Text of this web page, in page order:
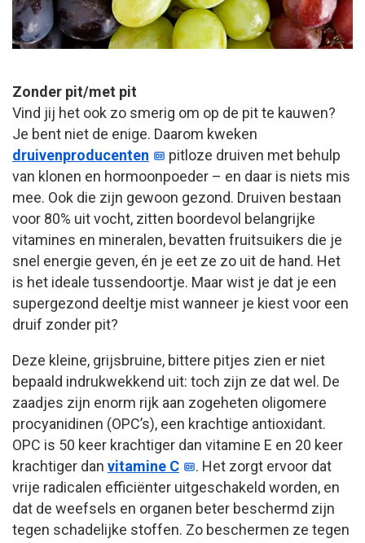
Zonder pit/met pit
Vind jij het ook zo smerig om op de pit te kauwen?
Je bent niet de enige. Daarom kweken
druivenproducenten
pitloze druiven met behulp
van klonen en hormoonpoeder – en daar is niets mis
mee. Ook die zijn gewoon gezond. Druiven bestaan
voor 80% uit vocht, zitten boordevol belangrijke
vitamines en mineralen, bevatten fruitsuikers die je
snel energie geven, én je eet ze zo uit de hand. Het
is het ideale tussendoortje. Maar wist je dat je een
supergezond deeltje mist wanneer je kiest voor een
druif zonder pit?
Deze kleine, grijsbruine, bittere pitjes zien er niet
bepaald indrukwekkend uit: toch zijn ze dat wel. De
zaadjes zijn enorm rijk aan zogeheten oligomere
procyanidinen (OPC’s), een krachtige antioxidant.
OPC is 50 keer krachtiger dan vitamine E en 20 keer
krachtiger dan vitamine C
. Het zorgt ervoor dat
vrije radicalen efficiënter uitgeschakeld worden, en
dat de weefsels en organen beter beschermd zijn
tegen schadelijke stoffen. Zo beschermen ze tegen